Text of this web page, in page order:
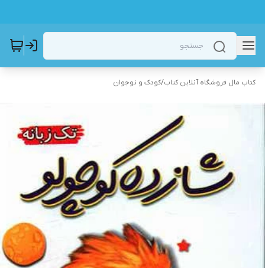
کتاب مال فروشگاه آنلاین کتاب/کودک و نوجوان